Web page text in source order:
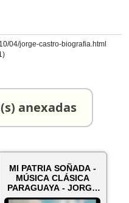
04/jorge-castro-biografia.html
anexadas
MI PATRIA SOÑADA -
MÚSICA CLÁSICA
PARAGUAYA - JORGE
CASTRO